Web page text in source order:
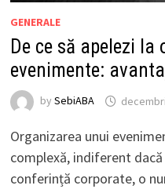
GENERALE
De ce să apelezi
evenimente:
by SebiABA
Organizarea unui
complexă, indiferent
conferință corporate, o